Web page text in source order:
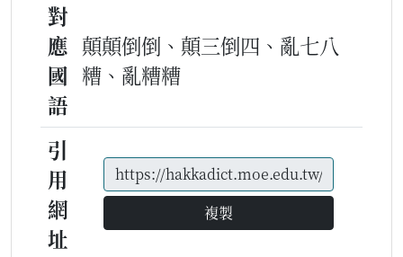
對
應
國
語
顛顛倒倒、顛三倒四、亂七八
糟、亂糟糟
引
用
網
址
複製